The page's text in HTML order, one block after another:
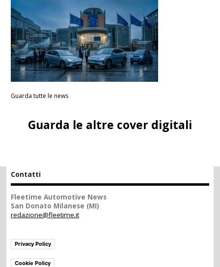
Guarda tutte le news
Guarda le altre cover digitali
Contatti
Fleetime Automotive News
San Donato Milanese (MI)
redazione@fleetime.it
Privacy Policy
Cookie Policy